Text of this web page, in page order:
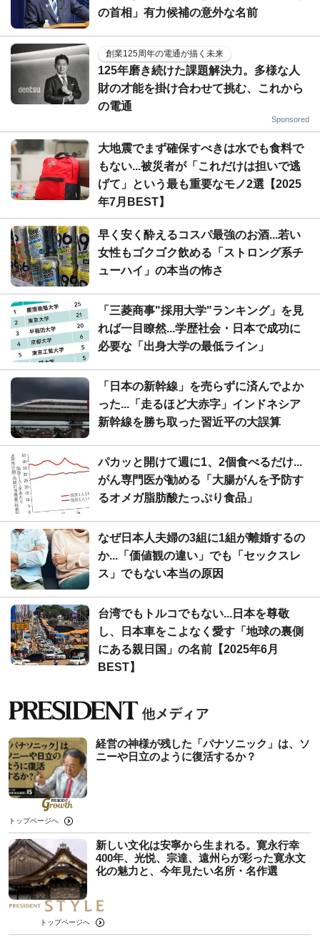
の首相」有力候補の意外な名前
創業125周年の電通が描く未来
125年磨き続けた課題解決力。多様な人
財の才能を掛け合わせて挑む、これから
の電通
Sponsored
大地震でまず確保すべきは水でも食料で
もない...被災者が「これだけは担いで逃
げて」という最も重要なモノ2選【2025
年7月BEST】
早く安く酔えるコスパ最強のお酒...若い
女性もゴクゴク飲める「ストロング系チ
ューハイ」の本当の怖さ
「三菱商事"採用大学"ランキング」を見
れば一目瞭然...学歴社会・日本で成功に
必要な「出身大学の最低ライン」
「日本の新幹線」を売らずに済んでよか
った...「走るほど大赤字」インドネシア
新幹線を勝ち取った習近平の大誤算
パカッと開けて週に1、2個食べるだけ...
がん専門医が勧める「大腸がんを予防す
るオメガ脂肪酸たっぷり食品」
なぜ日本人夫婦の3組に1組が離婚するの
か...「価値観の違い」でも「セックスレ
ス」でもない本当の原因
台湾でもトルコでもない...日本を尊敬
し、日本車をこよなく愛す「地球の裏側
にある親日国」の名前【2025年6月
BEST】
経営の神様が残した「パナソニック」は、ソ
ニーや日立のように復活するか？
トップページへ
新しい文化は安寧から生まれる。寛永行幸
400年、光悦、宗達、遠州らが彩った寛永文
化の魅力と、今年見たい名所・名作選
トップページへ